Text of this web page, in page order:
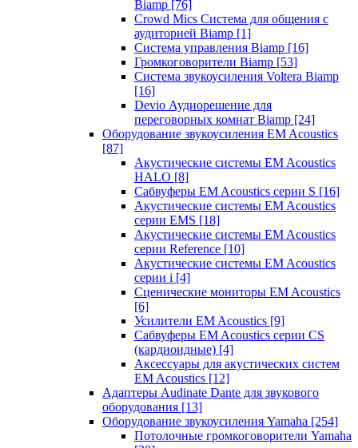
Biamp [76]
Crowd Mics Система для общения с
аудиторией Biamp [1]
Система управления Biamp [16]
Громкоговорители Biamp [53]
Система звукоусиления Voltera Biamp
[16]
Devio Аудиорешение для
переговорных комнат Biamp [24]
Оборудование звукоусиления EM Acoustics
[87]
Акустические системы EM Acoustics
HALO [8]
Сабвуферы EM Acoustics серии S [16]
Акустические системы EM Acoustics
серии EMS [18]
Акустические системы EM Acoustics
серии Reference [10]
Акустические системы EM Acoustics
серии i [4]
Сценические мониторы EM Acoustics
[6]
Усилители EM Acoustics [9]
Сабвуферы EM Acoustics серии CS
(кардиоидные) [4]
Аксессуары для акустических систем
EM Acoustics [12]
Адаптеры Audinate Dante для звукового
оборудования [13]
Оборудование звукоусиления Yamaha [254]
Потолочные громкоговорители Yamaha